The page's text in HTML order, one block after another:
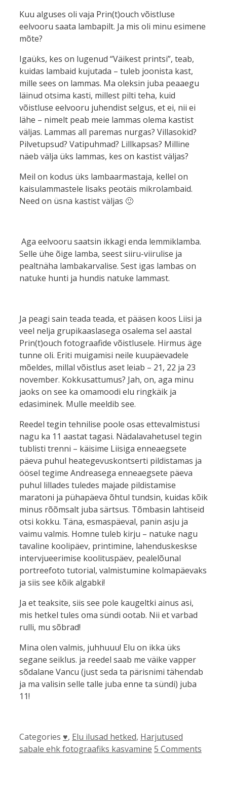
Kuu alguses oli vaja Prin(t)ouch võistluse
eelvooru saata lambapilt. Ja mis oli minu esimene
mõte?
Igaüks, kes on lugenud “Väikest printsi”, teab,
kuidas lambaid kujutada – tuleb joonista kast,
mille sees on lammas. Ma oleksin juba peaaegu
läinud otsima kasti, millest pilti teha, kuid
võistluse eelvooru juhendist selgus, et ei, nii ei
lähe – nimelt peab meie lammas olema kastist
väljas. Lammas all paremas nurgas? Villasokid?
Pilvetupsud? Vatipuhmad? Lillkapsas? Milline
näeb välja üks lammas, kes on kastist väljas?
Meil on kodus üks lambaarmastaja, kellel on
kaisulammastele lisaks peotäis mikrolambaid.
Need on üsna kastist väljas 🙂
Aga eelvooru saatsin ikkagi enda lemmiklamba.
Selle ühe õige lamba, seest siiru-viirulise ja
pealtnäha lambakarvalise. Sest igas lambas on
natuke hunti ja hundis natuke lammast.
Ja peagi sain teada teada, et pääsen koos Liisi ja
veel nelja grupikaaslasega osalema sel aastal
Prin(t)ouch fotograafide võistlusele. Hirmus äge
tunne oli. Eriti muigamisi neile kuupäevadele
mõeldes, millal võistlus aset leiab – 21, 22 ja 23
november. Kokkusattumus? Jah, on, aga minu
jaoks on see ka omamoodi elu ringkäik ja
edasiminek. Mulle meeldib see.
Reedel tegin tehnilise poole osas ettevalmistusi
nagu ka 11 aastat tagasi. Nädalavahetusel tegin
tublisti trenni – käisime Liisiga enneaegsete
päeva puhul heategevuskontserti pildistamas ja
öösel tegime Andreasega enneaegsete päeva
puhul lillades tuledes majade pildistamise
maratoni ja pühapäeva õhtul tundsin, kuidas kõik
minus rõõmsalt juba särtsus. Tõmbasin lahtiseid
otsi kokku. Täna, esmaspäeval, panin asju ja
vaimu valmis. Homne tuleb kirju – natuke nagu
tavaline koolipäev, printimine, lahenduskeskse
intervjueerimise koolituspäev, pealelõunal
portreefoto tutorial, valmistumine kolmapäevaks
ja siis see kõik algabki!
Ja et teaksite, siis see pole kaugeltki ainus asi,
mis hetkel tules oma sündi ootab. Nii et varbad
rulli, mu sõbrad!
Mina olen valmis, juhhuuu! Elu on ikka üks
segane seiklus. ja reedel saab me väike vapper
sõdalane Vancu (just seda ta pärisnimi tähendab
ja ma valisin selle talle juba enne ta sündi) juba
11!
Categories ♥, Elu ilusad hetked, Harjutused
sabale ehk fotograafiks kasvamine 5 Comments